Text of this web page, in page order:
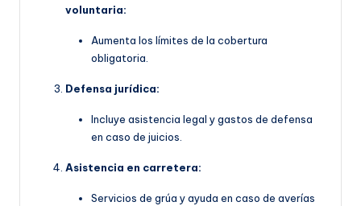
voluntaria:
Aumenta los límites de la cobertura
obligatoria.
Defensa jurídica:
Incluye asistencia legal y gastos de defensa
en caso de juicios.
Asistencia en carretera:
Servicios de grúa y ayuda en caso de averías